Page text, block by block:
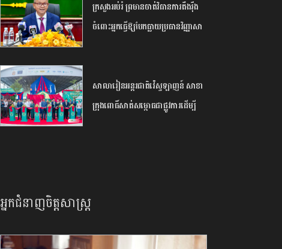
ក្រសួង​អប់រំ ​ព្រមាន​ចាត់​វិធានការ​តឹងរ៉ឹង​
ចំពោះ​អ្នក​ធ្វើឱ្យ​បែកធ្លាយ​ប្រធាន​វិញ្ញាសា​
សាលារៀន​អន្តរជាតិ​វ៉េស្ទឡាញន៍​ ​សាខា​
ក្រុង​ពោធិ៍សាត់​សម្ពោធ​ជា​ផ្លូវការ​​ដើម្បី​
អ្នកជំនាញចិត្តសាស្រ្ត